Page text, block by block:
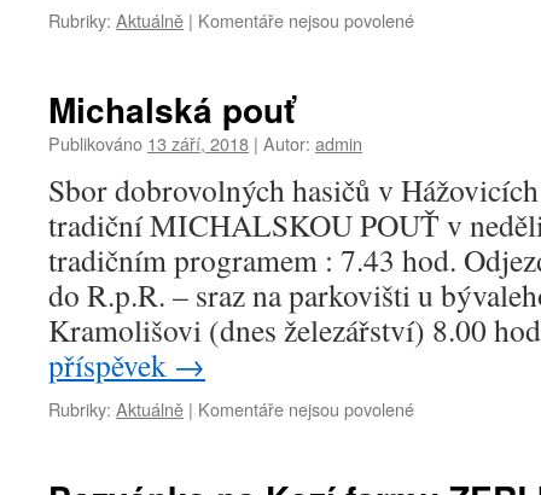
Rubriky: Aktuálně | Komentáře nejsou povolenéu
Michalská pouť
Publikováno 13 září, 2018 | Autor: admin
Sbor dobrovolných hasičů v Hážovicích
tradiční MICHALSKOU POUŤ v
tradičním programem : 7.43 hod.
do R.p.R. – sraz na parkovišti u
Kramolišovi (dnes železářství) 8.00
příspěvek →
Rubriky: Aktuálně | Komentáře nejsou povolenéu